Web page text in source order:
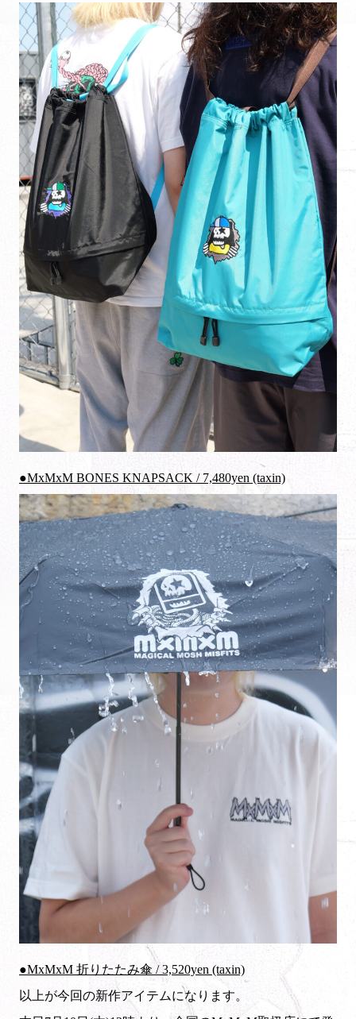
●MxMxM BONES KNAPSACK / 7,480yen (taxin)
●MxMxM 折りたたみ傘 / 3,520yen (taxin)
以上が今回の新作アイテムになります。